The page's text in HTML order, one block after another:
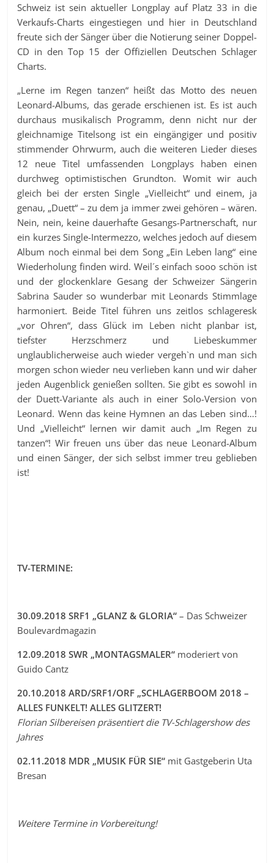
Schweiz ist sein aktueller Longplay auf Platz 33 in die
Verkaufs-Charts eingestiegen und hier in Deutschland
freute sich der Sänger über die Notierung seiner Doppel-
CD in den Top 15 der Offiziellen Deutschen Schlager
Charts.
„Lerne im Regen tanzen“ heißt das Motto des neuen
Leonard-Albums, das gerade erschienen ist. Es ist auch
durchaus musikalisch Programm, denn nicht nur der
gleichnamige Titelsong ist ein eingängiger und positiv
stimmender Ohrwurm, auch die weiteren Lieder dieses
12 neue Titel umfassenden Longplays haben einen
durchweg optimistischen Grundton. Womit wir auch
gleich bei der ersten Single „Vielleicht“ und einem, ja
genau, „Duett“ – zu dem ja immer zwei gehören – wären.
Nein, nein, keine dauerhafte Gesangs-Partnerschaft, nur
ein kurzes Single-Intermezzo, welches jedoch auf diesem
Album noch einmal bei dem Song „Ein Leben lang“ eine
Wiederholung finden wird. Weil´s einfach sooo schön ist
und der glockenklare Gesang der Schweizer Sängerin
Sabrina Sauder so wunderbar mit Leonards Stimmlage
harmoniert. Beide Titel führen uns zeitlos schlageresk
„vor Ohren“, dass Glück im Leben nicht planbar ist,
tiefster Herzschmerz und Liebeskummer
unglaublicherweise auch wieder vergeh`n und man sich
morgen schon wieder neu verlieben kann und wir daher
jeden Augenblick genießen sollten. Sie gibt es sowohl in
der Duett-Variante als auch in einer Solo-Version von
Leonard. Wenn das keine Hymnen an das Leben sind…!
Und „Vielleicht“ lernen wir damit auch „Im Regen zu
tanzen“! Wir freuen uns über das neue Leonard-Album
und einen Sänger, der sich selbst immer treu geblieben
ist!
TV-TERMINE:
30.09.2018 SRF1 „GLANZ & GLORIA“ – Das Schweizer
Boulevardmagazin
12.09.2018 SWR „MONTAGSMALER“ moderiert von
Guido Cantz
20.10.2018 ARD/SRF1/ORF „SCHLAGERBOOM 2018 –
ALLES FUNKELT! ALLES GLITZERT!
Florian Silbereisen präsentiert die TV-Schlagershow des
Jahres
02.11.2018 MDR „MUSIK FÜR SIE“ mit Gastgeberin Uta
Bresan
Weitere Termine in Vorbereitung!